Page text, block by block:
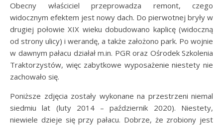
Obecny właściciel przeprowadza remont, czego
widocznym efektem jest nowy dach. Do pierwotnej bryły w
drugiej połowie XIX wieku dobudowano kaplicę (widoczną
od strony ulicy) i werandę, a także założono park. Po wojnie
w dawnym pałacu działał m.in. PGR oraz Ośrodek Szkolenia
Traktorzystów, więc zabytkowe wyposażenie niestety nie
zachowało się.
Poniższe zdjęcia zostały wykonane na przestrzeni niemal
siedmiu lat (luty 2014 – październik 2020). Niestety,
niewiele dzieje się przy pałacu. Dobrze, że zrobiony jest